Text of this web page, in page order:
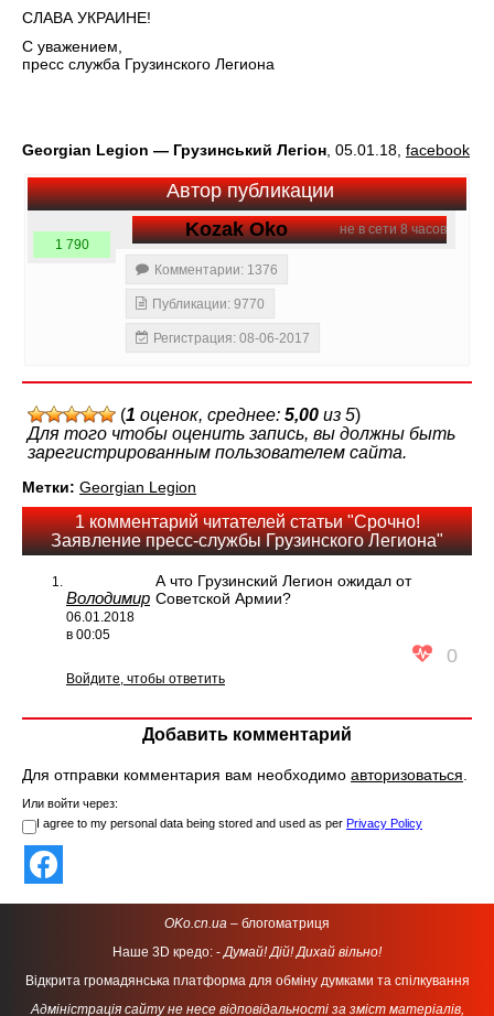
СЛАВА УКРАИНЕ!
С уважением,
пресс служба Грузинского Легиона
Georgian Legion — Грузинський Легіон, 05.01.18, facebook
Автор публикации
не в сети 8 часов
Kozak Oko
1 790
Комментарии: 1376
Публикации: 9770
Регистрация: 08-06-2017
(1 оценок, среднее: 5,00 из 5)
Для того чтобы оценить запись, вы должны быть
зарегистрированным пользователем сайта.
Метки: Georgian Legion
1 комментарий читателей статьи "Срочно!
Заявление пресс-службы Грузинского Легиона"
Володимир
06.01.2018
в 00:05
А что Грузинский Легион ожидал от
Советской Армии?
0
Войдите, чтобы ответить
Добавить комментарий
Для отправки комментария вам необходимо авторизоваться.
Или войти через:
I agree to my personal data being stored and used as per Privacy Policy
OKo.cn.ua – блогоматриця
Наше 3D кредо: -Думай! Дій! Дихай вільно!
Відкрита громадянська платформа для обміну думками та спілкування
Адміністрація сайту не несе відповідальності за зміст матеріалів,